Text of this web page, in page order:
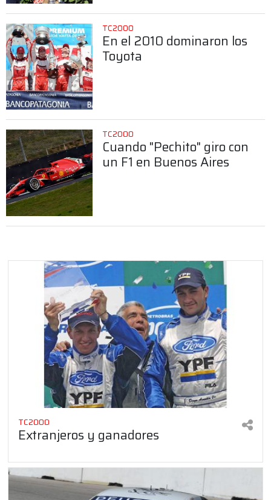
TC2000
En el 2010 dominaron los
Toyota
TC2000
Cuando "Pechito" giro con
un F1 en Buenos Aires
TC2000
Extranjeros y ganadores